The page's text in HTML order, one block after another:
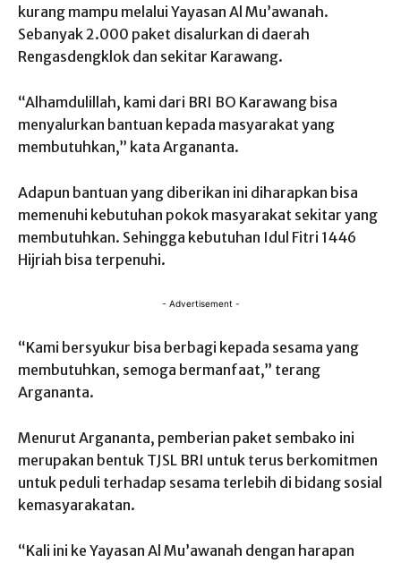
kurang mampu melalui Yayasan Al Mu’awanah.
Sebanyak 2.000 paket disalurkan di daerah
Rengasdengklok dan sekitar Karawang.
“Alhamdulillah, kami dari BRI BO Karawang bisa
menyalurkan bantuan kepada masyarakat yang
membutuhkan,” kata Argananta.
Adapun bantuan yang diberikan ini diharapkan bisa
memenuhi kebutuhan pokok masyarakat sekitar yang
membutuhkan. Sehingga kebutuhan Idul Fitri 1446
Hijriah bisa terpenuhi.
- Advertisement -
“Kami bersyukur bisa berbagi kepada sesama yang
membutuhkan, semoga bermanfaat,” terang
Argananta.
Menurut Argananta, pemberian paket sembako ini
merupakan bentuk TJSL BRI untuk terus berkomitmen
untuk peduli terhadap sesama terlebih di bidang sosial
kemasyarakatan.
“Kali ini ke Yayasan Al Mu’awanah dengan harapan